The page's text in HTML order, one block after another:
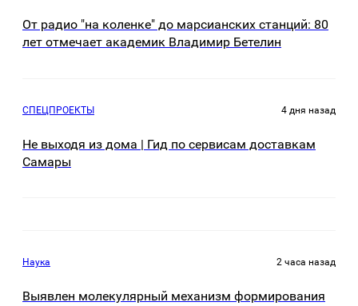
От радио "на коленке" до марсианских станций: 80
лет отмечает академик Владимир Бетелин
СПЕЦПРОЕКТЫ 4 дня назад
Не выходя из дома | Гид по сервисам доставкам
Самары
Наука 2 часа назад
Выявлен молекулярный механизм формирования